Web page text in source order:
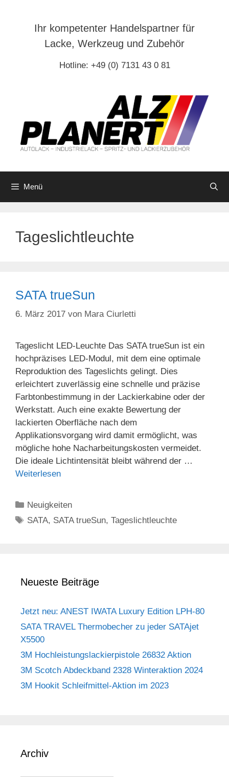
Ihr kompetenter Handelspartner für
Lacke, Werkzeug und Zubehör
Hotline: +49 (0) 7131 43 0 81
Menü
Tageslichtleuchte
SATA trueSun
6. März 2017 von Mara Ciurletti
Tageslicht LED-Leuchte Das SATA trueSun ist ein
hochpräzises LED-Modul, mit dem eine optimale
Reproduktion des Tageslichts gelingt. Dies
erleichtert zuverlässig eine schnelle und präzise
Farbtonbestimmung in der Lackierkabine oder der
Werkstatt. Auch eine exakte Bewertung der
lackierten Oberfläche nach dem
Applikationsvorgang wird damit ermöglicht, was
mögliche hohe Nacharbeitungskosten vermeidet.
Die ideale Lichtintensität bleibt während der …
Weiterlesen
Kategorien
Neuigkeiten
Schlagwörter
SATA, SATA trueSun,Tageslichtleuchte
Neueste Beiträge
Jetzt neu: ANEST IWATA Luxury Edition LPH-80
SATA TRAVEL Thermobecher zu jeder SATAjet
X5500
3M Hochleistungslackierpistole 26832 Aktion
3M Scotch Abdeckband 2328 Winteraktion 2024
3M Hookit Schleifmittel-Aktion im 2023
Archiv